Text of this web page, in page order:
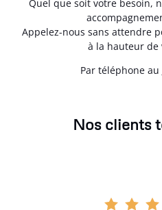
Quel que soit votre besoin,
Appelez-nous sans attendre
à la hauteur de
Par téléphone au
Nos clients